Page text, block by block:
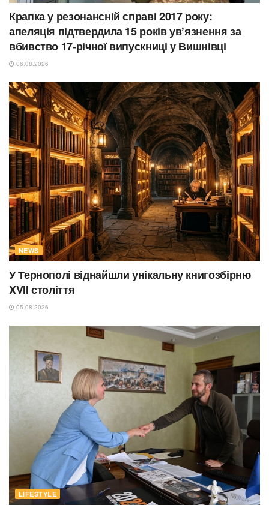
Крапка у резонансній справі 2017 року:
апеляція підтвердила 15 років ув’язнення за
вбивство 17-річної випускниці у Вишнівці
06.08.2026
NEWS
У Тернополі віднайшли унікальну книгозбірню
XVII століття
05.08.2026
LIFESTYLE